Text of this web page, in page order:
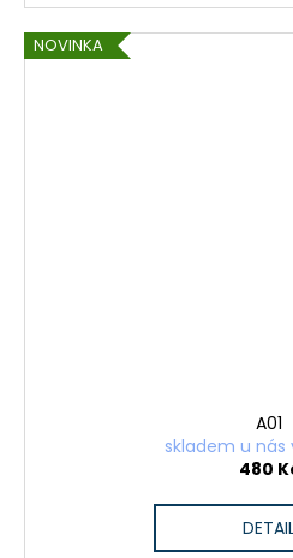
NOVINKA
A01
skladem u nás
480